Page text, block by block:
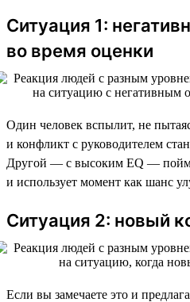
Ситуация 1:
во время оценки
Один человек вспылит, не
и конфликт с руководителем
Другой — с высоким EQ —
и использует момент как шанс
Ситуация 2: новый
Если вы замечаете это и